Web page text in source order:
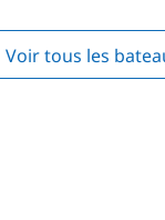
Voir tous les